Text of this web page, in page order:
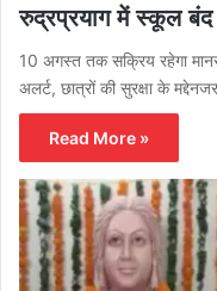
रुद्रप्रयाग में स्कूल बंद
10 अगस्त तक सक्रिय रहेगा
अलर्ट, छात्रों की सुरक्षा के
Read More »